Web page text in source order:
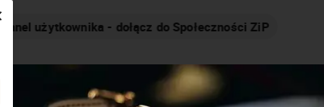
Nakręcamy pozytywnie... cały czas!
I PASJA